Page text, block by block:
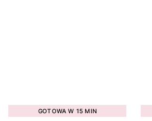
GOTOWA W 15 MIN